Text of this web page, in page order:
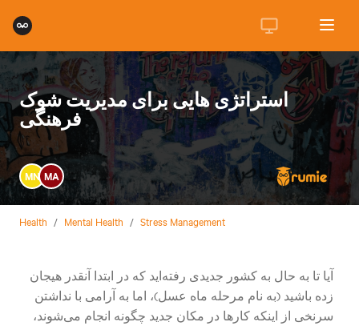
استراتژی هایی برای مدیریت شوک
فرهنگی
MN MA
Health / Mental Health / Stress Management
آیا تا به حال به کشور جدیدی رفته‌اید که در ابتدا آنقدر هیجان
زده باشید (به نام مرحله ماه عسل)، اما به آرامی با نداشتن
سرنخی از اینکه کارها در مکان جدید چگونه انجام می‌شوند،